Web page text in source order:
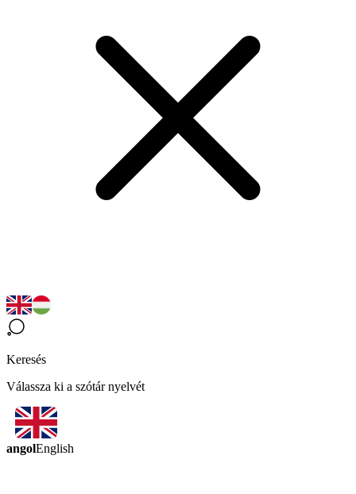
Keresés
Válassza ki a szótár nyelvét
angolEnglish